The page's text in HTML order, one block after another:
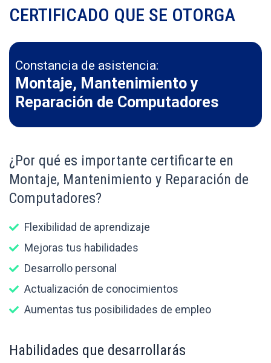
CERTIFICADO QUE SE OTORGA
Constancia de asistencia:
Montaje, Mantenimiento y
Reparación de Computadores
¿Por qué es importante certificarte en
Montaje, Mantenimiento y Reparación de
Computadores?
Flexibilidad de aprendizaje
Mejoras tus habilidades
Desarrollo personal
Actualización de conocimientos
Aumentas tus posibilidades de empleo
Habilidades que desarrollarás